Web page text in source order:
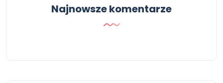
Najnowsze komentarze